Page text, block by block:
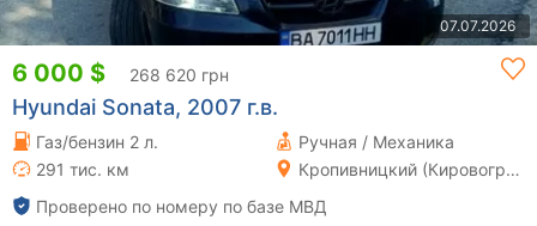
07.07.2026
6 000 $ 268 620 грн
Hyundai Sonata, 2007 г.в.
Газ/бензин 2 л.
Ручная / Механика
291 тис. км
Кропивницкий (Кировоград)
Проверено по номеру по базе МВД